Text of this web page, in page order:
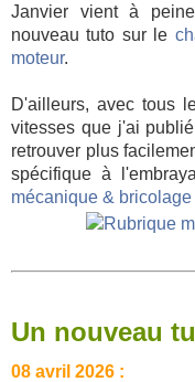
Janvier vient à
nouveau tuto sur le
moteur.
D'ailleurs, avec tous
vitesses que j'ai
retrouver plus
spécifique à
mécanique & bricolage
Un nouveau
08 avril 2026 :